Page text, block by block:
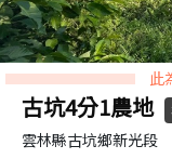
此
古坑4分1農地
雲林縣古坑鄉新光段